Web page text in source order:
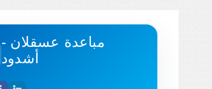
مباعدة عسقلان -
أشدود